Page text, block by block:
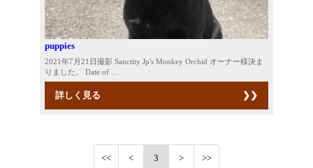
puppies
2021年7月21日撮影 Sanctity Jp's Monkey Orchid オーナー様決ま
りました。 Date of …
詳しく見る
3